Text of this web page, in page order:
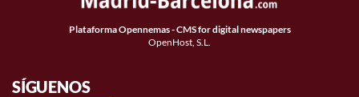
Plataforma Opennemas - CMS for digital newspapers
OpenHost, S.L.
SÍGUENOS